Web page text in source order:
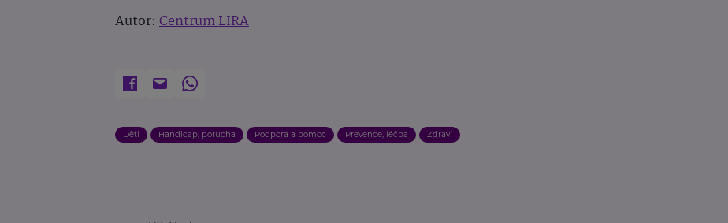
Autor: Centrum LIRA
Děti Handicap, porucha Podpora a pomoc Prevence, léčba Zdraví